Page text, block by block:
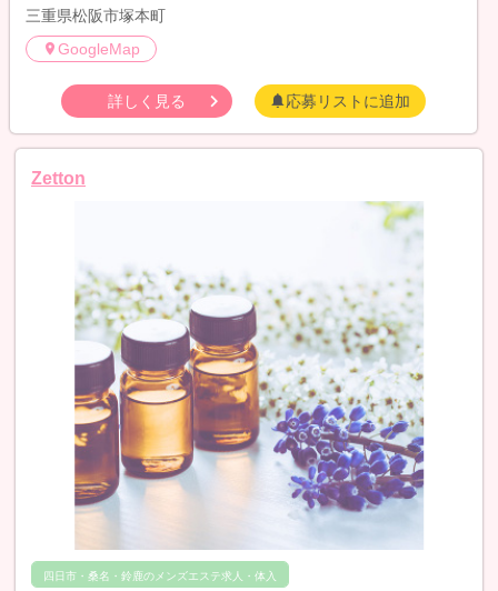
三重県松阪市塚本町
GoogleMap
詳しく見る 応募リストに追加
Zetton
四日市・桑名・鈴鹿のメンズエステ求人・体入